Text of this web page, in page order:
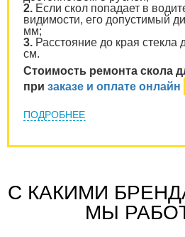
2. Если скол попадает в
видимости, его допустимый
мм;
3. Расстояние до края
см.
Стоимость ремонта скола
при заказе и оплате онлайн
ПОДРОБНЕЕ
С КАКИМИ
МЫ